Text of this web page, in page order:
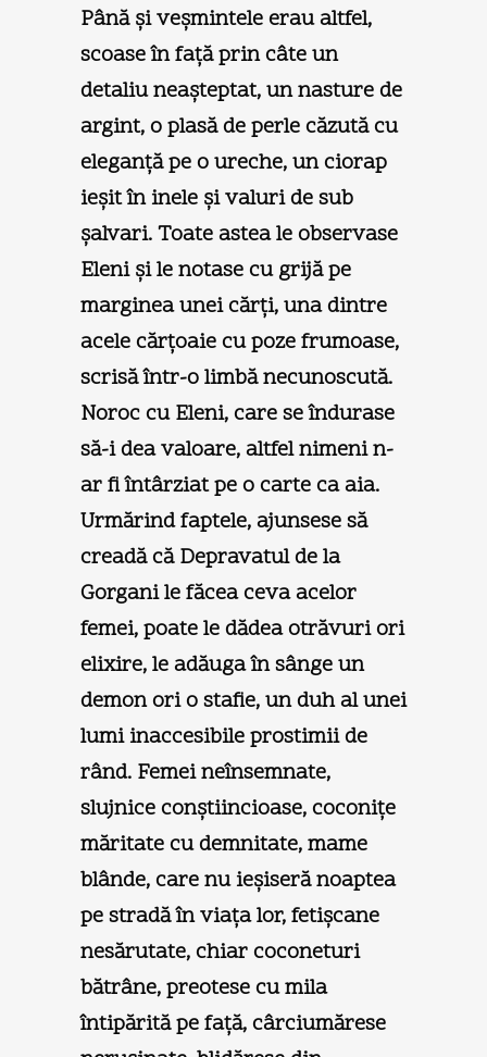
Până şi veşmintele erau altfel,
scoase în faţă prin câte un
detaliu neaşteptat, un nasture de
argint, o plasă de perle căzută cu
eleganţă pe o ureche, un ciorap
ieşit în inele şi valuri de sub
şalvari. Toate astea le observase
Eleni şi le notase cu grijă pe
marginea unei cărţi, una dintre
acele cărţoaie cu poze frumoase,
scrisă într-o limbă necunoscută.
Noroc cu Eleni, care se îndurase
să-i dea valoare, altfel nimeni n-
ar fi întârziat pe o carte ca aia.
Urmărind faptele, ajunsese să
creadă că Depravatul de la
Gorgani le făcea ceva acelor
femei, poate le dădea otrăvuri ori
elixire, le adăuga în sânge un
demon ori o stafie, un duh al unei
lumi inaccesibile prostimii de
rând. Femei neînsemnate,
slujnice conştiincioase, coconiţe
măritate cu demnitate, mame
blânde, care nu ieşiseră noaptea
pe stradă în viaţa lor, fetişcane
nesărutate, chiar coconeturi
bătrâne, preotese cu mila
întipărită pe faţă, cârciumărese